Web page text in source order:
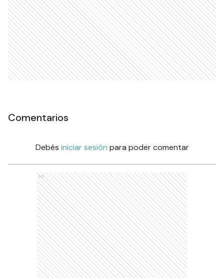
Comentarios
Debés iniciar sesión para poder comentar
Ads